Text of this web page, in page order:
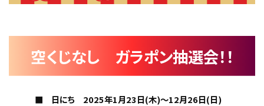
空くじなし ガラポン抽選会！！
■ 日にち 2025年1月23日(木)～12月26日(日)